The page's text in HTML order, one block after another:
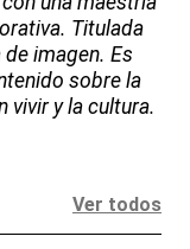
Titulada
imagen. Es
sobre la
vivir y la cultura.
Ver todos